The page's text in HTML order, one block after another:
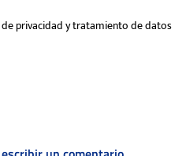
privacidad y tratamiento de datos